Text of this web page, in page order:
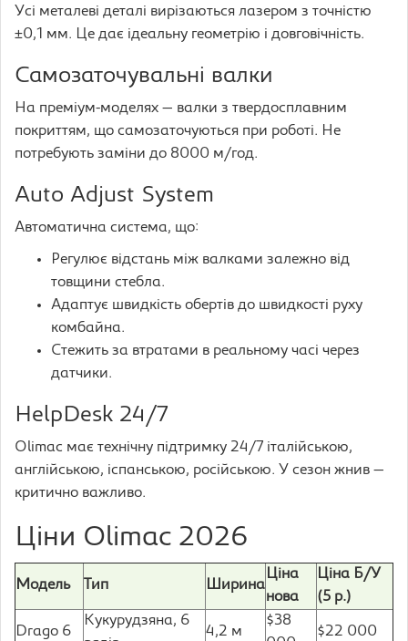
Усі металеві деталі вирізаються лазером з точністю
±0,1 мм. Це дає ідеальну геометрію і довговічність.
Самозаточувальні валки
На преміум-моделях — валки з твердосплавним
покриттям, що самозаточуються при роботі. Не
потребують заміни до 8000 м/год.
Auto Adjust System
Автоматична система, що:
Регулює відстань між валками залежно від
товщини стебла.
Адаптує швидкість обертів до швидкості руху
комбайна.
Стежить за втратами в реальному часі через
датчики.
HelpDesk 24/7
Olimac має технічну підтримку 24/7 італійською,
англійською, іспанською, російською. У сезон жнив —
критично важливо.
Ціни Olimac 2026
Модель Тип Ширина
Ціна
нова
Ціна Б/У
(5 р.)
Drago 6
Кукурудзяна, 6
4,2 м
$38
$22 000